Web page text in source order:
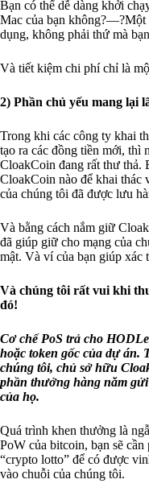
Bạn có thể dễ dàng khởi
Mac của bạn không?—?Một
dụng, không phải thứ mà
Và tiết kiệm chi phí chỉ là
2) Phần chủ yếu mang lại
Trong khi các công ty khai
tạo ra các đồng tiền mới, thì
CloakCoin đang rất thư thả.
CloakCoin nào để khai thác
của chúng tôi đã được lưu
Và bằng cách nắm giữ
đã giúp giữ cho mạng của
mật. Và ví của bạn giúp xác
Và chúng tôi rất vui khi
đó!
Cơ chế PoS trả cho
hoặc token gốc của dự án.
chúng tôi, chủ sở hữu
phần thưởng hàng năm
của họ.
Quá trình khen thưởng là
PoW của bitcoin, bạn sẽ
“crypto lotto” để có được
vào chuỗi của chúng tôi.